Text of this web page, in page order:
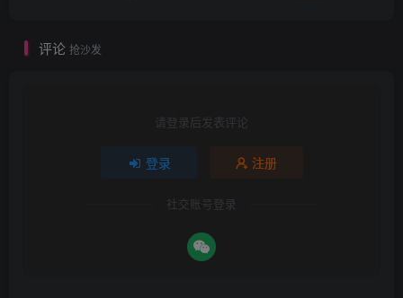
评论 抢沙发
请登录后发表评论
登录 注册
社交账号登录